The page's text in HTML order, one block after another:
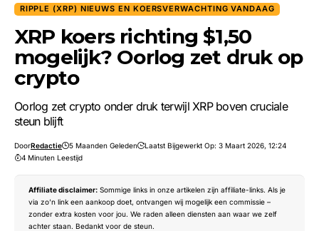
RIPPLE (XRP) NIEUWS EN KOERSVERWACHTING VANDAAG
XRP koers richting $1,50
mogelijk? Oorlog zet druk op
crypto
Oorlog zet crypto onder druk terwijl XRP boven cruciale
steun blijft
DoorRedactie 5 Maanden Geleden
Laatst Bijgewerkt Op: 3 Maart 2026, 12:24
4 Minuten Leestijd
Affiliate disclaimer: Sommige links in onze artikelen zijn affiliate-links. Als je
via zo’n link een aankoop doet, ontvangen wij mogelijk een commissie –
zonder extra kosten voor jou. We raden alleen diensten aan waar we zelf
achter staan. Bedankt voor de steun.